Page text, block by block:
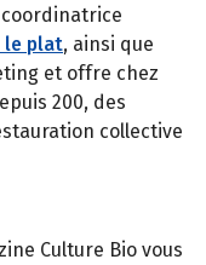
coordinatrice
le plat, ainsi que
et offre chez
200, des
collective
Culture Bio vous